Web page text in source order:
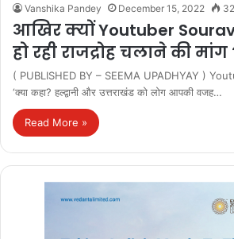
Vanshika Pandey December 15, 2022 32
आखिर क्‍यों Youtuber
हो रही राजद्रोह चलाने की मांग
( PUBLISHED BY – SEEMA UPADHYAY )
‘क्या कहा? हल्द्वानी और उत्तराखंड को लोग आपकी वजह…
Read More »